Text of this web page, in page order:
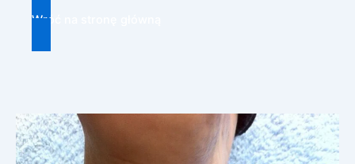
Wróć na stronę główną